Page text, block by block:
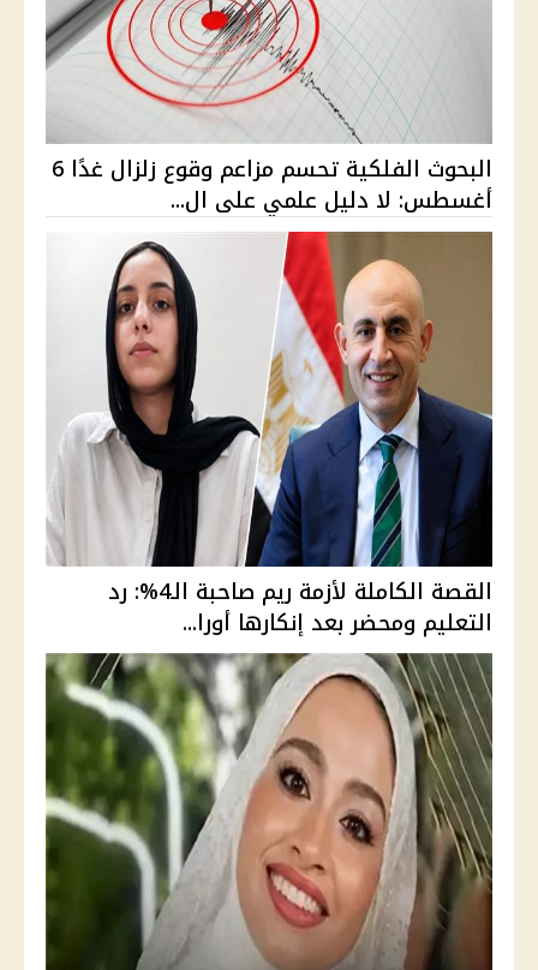
البحوث الفلكية تحسم مزاعم وقوع زلزال غدًا 6
أغسطس: لا دليل علمي على ال...
القصة الكاملة لأزمة ريم صاحبة الـ4%: رد
التعليم ومحضر بعد إنكارها أورا...